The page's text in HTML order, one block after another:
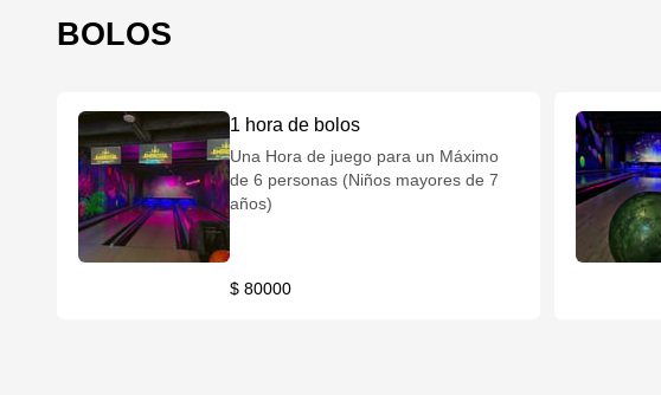
BOLOS
1 hora de bolos
Una Hora de juego para un Máximo
de 6 personas (Niños mayores de 7
años)
$ 80000